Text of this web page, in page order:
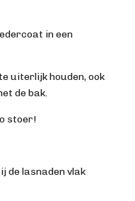
in een
uiterlijk houden, ook
de bak.
stoer!
de lasnaden vlak